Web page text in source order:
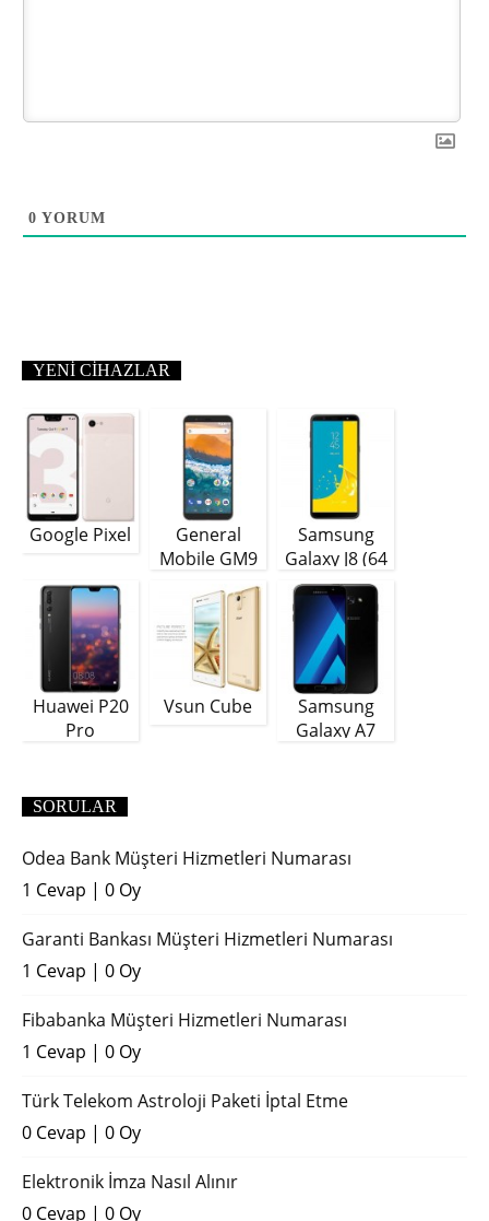
0 YORUM
YENI CIHAZLAR
Google Pixel
General
Mobile GM9
Samsung
Galaxy J8 (64
GB)
Huawei P20
Pro
Vsun Cube
Samsung
Galaxy A7
SORULAR
Odea Bank Müşteri Hizmetleri Numarası
1 Cevap | 0 Oy
Garanti Bankası Müşteri Hizmetleri Numarası
1 Cevap | 0 Oy
Fibabanka Müşteri Hizmetleri Numarası
1 Cevap | 0 Oy
Türk Telekom Astroloji Paketi İptal Etme
0 Cevap | 0 Oy
Elektronik İmza Nasıl Alınır
0 Cevap | 0 Oy